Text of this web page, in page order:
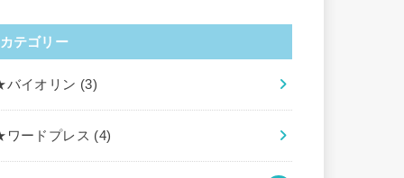
カテゴリー
イオリン (3)
ードプレス (4)